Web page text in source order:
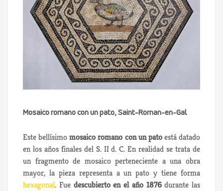
Mosaico romano con un pato, Saint-Roman-en-Gal
Este bellísimomosaico romano con un patoestá datado
en los años finales del S. II d. C. En realidad se trata de
un fragmento de mosaico perteneciente a una obra
mayor, la pieza representa a un pato y tiene forma
hexagonal. Fue descubierto en el año 1876durante las